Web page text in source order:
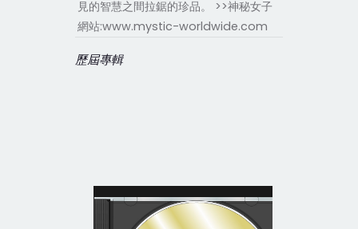
見的智慧之間拉鋸的珍品。 >>神秘女子
網站:www.mystic-worldwide.com
歷屆專輯